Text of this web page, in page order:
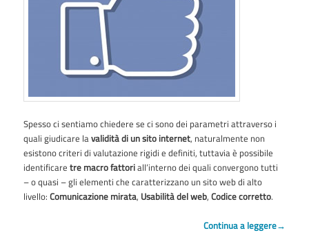
Spesso ci sentiamo chiedere se ci sono dei parametri attraverso i
quali giudicare lavalidità di un sito internet, naturalmente non
esistono criteri di valutazione rigidi e definiti, tuttavia è possibile
identificaretre macro fattoriall’interno dei quali convergono tutti
– o quasi – gli elementi che caratterizzano un sito web di alto
livello:Comunicazione mirata, Usabilità del web,Codice corretto.
Continua a leggere→